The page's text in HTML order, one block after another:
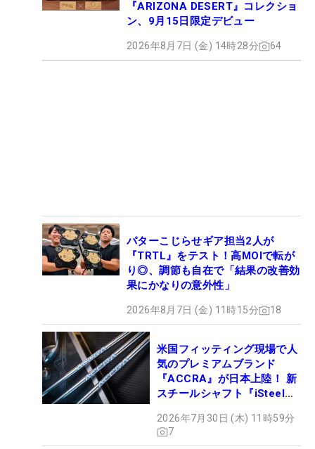
『ARIZONA DESERT』コレクショ
ン、9月15日限定デビュー
2026年8月7日 (金) 14時28分 64
パターこじらせギア担当2人が
『TRTL』をテスト！高MOIで転が
り◎、調節も自在で「結果の改善効
果にかなりの意外性」
2026年8月7日 (金) 11時15分 18
米国フィッティング現場で人
気のプレミアムブランド
『ACCRA』が日本上陸！ 新
スチールシャフト『iSteel
2026年7月30日 (木) 11時59分
7